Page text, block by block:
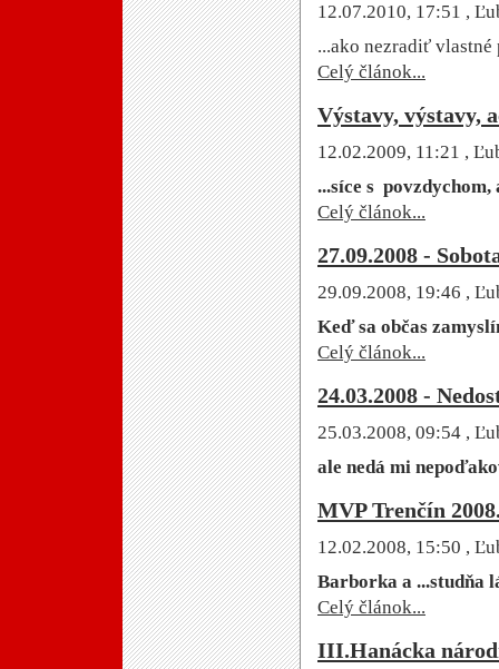
12.07.2010, 17:51 ,
...ako nezradiť vlastné
Celý článok...
Výstavy, výstavy,
12.02.2009, 11:21 ,
...síce s povzdychom,
Celý článok...
27.09.2008 -
29.09.2008, 19:46 ,
Keď sa občas
Celý článok...
24.03.2008 -
25.03.2008, 09:54 ,
ale nedá mi
MVP Trenčín
12.02.2008, 15:50 ,
Barborka a ...studňa
Celý článok...
III.Hanácka